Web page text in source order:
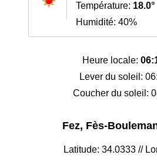
Température: 18.0°
Humidité: 40%
Heure locale:
Lever du soleil:
Coucher du soleil:
Fez, Fès-
Latitude: 34.0333 //